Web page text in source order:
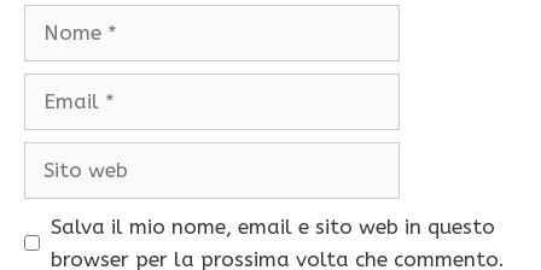
Salva il mio nome, email e sito web in questo
browser per la prossima volta che commento.